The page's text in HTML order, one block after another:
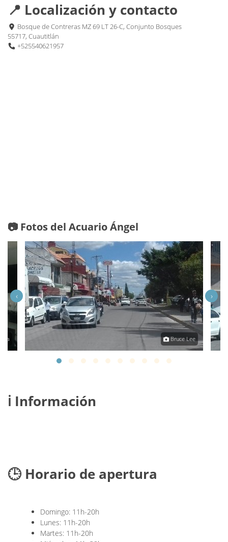
📍 Localización y contacto
Bosque de Contreras MZ 69 LT 26-C, Conjunto Bosques
55717, Cuautitlán
+525540621957
📷 Fotos del Acuario Ángel
Bruce Lee
‹ ›
ℹ️ Información
🕒 Horario de apertura
Domingo: 11h-20h
Lunes: 11h-20h
Martes: 11h-20h